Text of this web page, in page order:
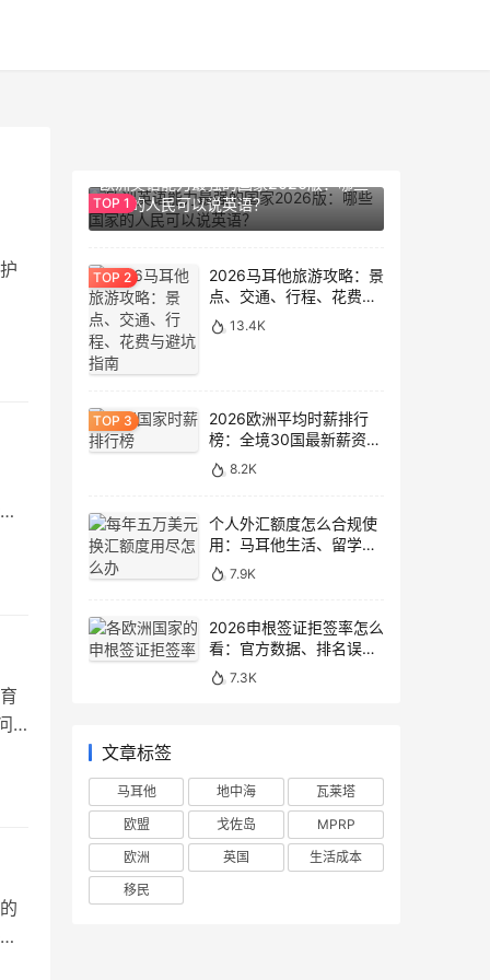
欧洲英语能力最强的国家2026版：哪些
国家的人民可以说英语？
2026马耳他旅游攻略：景
点、交通、行程、花费与
避坑指南
13.4K
2026欧洲平均时薪排行
榜：全境30国最新薪资数
据大盘点
8.2K
个人外汇额度怎么合规使
用：马耳他生活、留学与
移民场景说明
7.9K
2026申根签证拒签率怎么
看：官方数据、排名误区
和申请避坑
7.3K
文章标签
马耳他 地中海
瓦莱塔
欧盟
戈佐岛
MPRP
欧洲
英国
生活成本
移民